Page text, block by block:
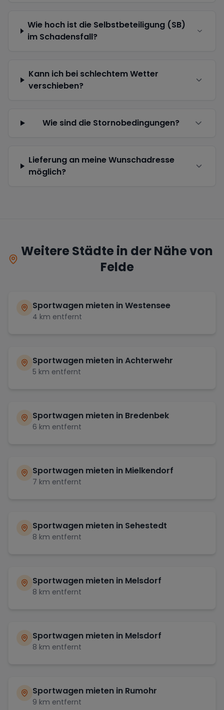
Wie hoch ist die Selbstbeteiligung (SB)
im Schadensfall?
Kann ich bei schlechtem Wetter
verschieben?
Wie sind die Stornobedingungen?
Lieferung an meine Wunschadresse
möglich?
Weitere Städte in der Nähe von
Felde
Sportwagen mieten inWestensee
4 km entfernt
Sportwagen mieten inAchterwehr
5 km entfernt
Sportwagen mieten in Bredenbek
6 km entfernt
Sportwagen mieten in Mielkendorf
7 km entfernt
Sportwagen mieten in Sehestedt
8 km entfernt
Sportwagen mieten in Melsdorf
8 km entfernt
Sportwagen mieten in Melsdorf
8 km entfernt
Sportwagen mieten in Rumohr
9 km entfernt